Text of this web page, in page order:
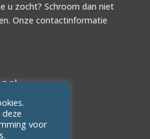
u zocht? Schroom dan niet
Onze contactinformatie
voor